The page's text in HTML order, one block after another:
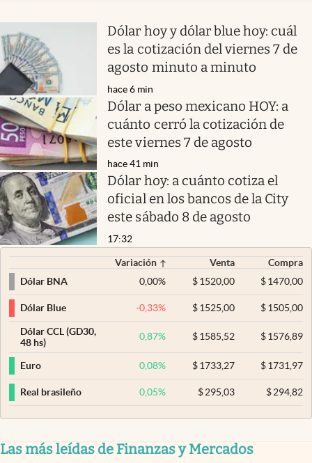
Dólar hoy y dólar blue hoy: cuál
es la cotización del viernes 7 de
agosto minuto a minuto
hace 6 min
Dólar a peso mexicano HOY: a
cuánto cerró la cotización de
este viernes 7 de agosto
hace 41 min
Dólar hoy: a cuánto cotiza el
oficial en los bancos de la City
este sábado 8 de agosto
17:32
Variación Venta
Compra
Dólar BNA
0,00% $ 1520,00 $1470,00
Dólar Blue -0,33% $ 1525,00 $1505,00
Dólar CCL (GD30,
48 hs)
0,87% $ 1585,52 $1576,89
Euro 0,08% $ 1733,27 $1731,97
Real brasileño 0,05% $ 295,03 $294,82
Las más leídas de Finanzas y Mercados